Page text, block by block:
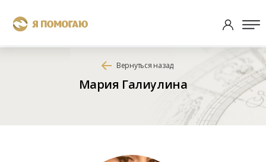
Вернуться назад
Мария Галиулина